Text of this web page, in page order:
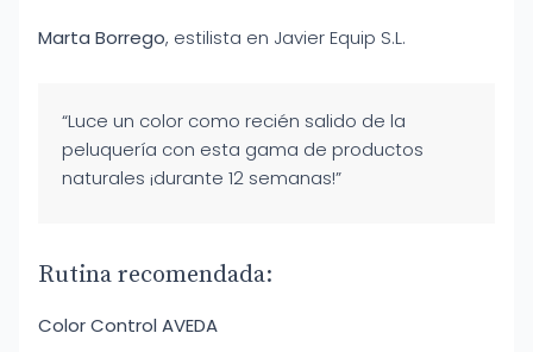
Marta Borrego, estilista en Javier Equip S.L.
“Luce un color como recién salido de la
peluquería con esta gama de productos
naturales ¡durante 12 semanas!”
Rutina recomendada:
Color Control AVEDA